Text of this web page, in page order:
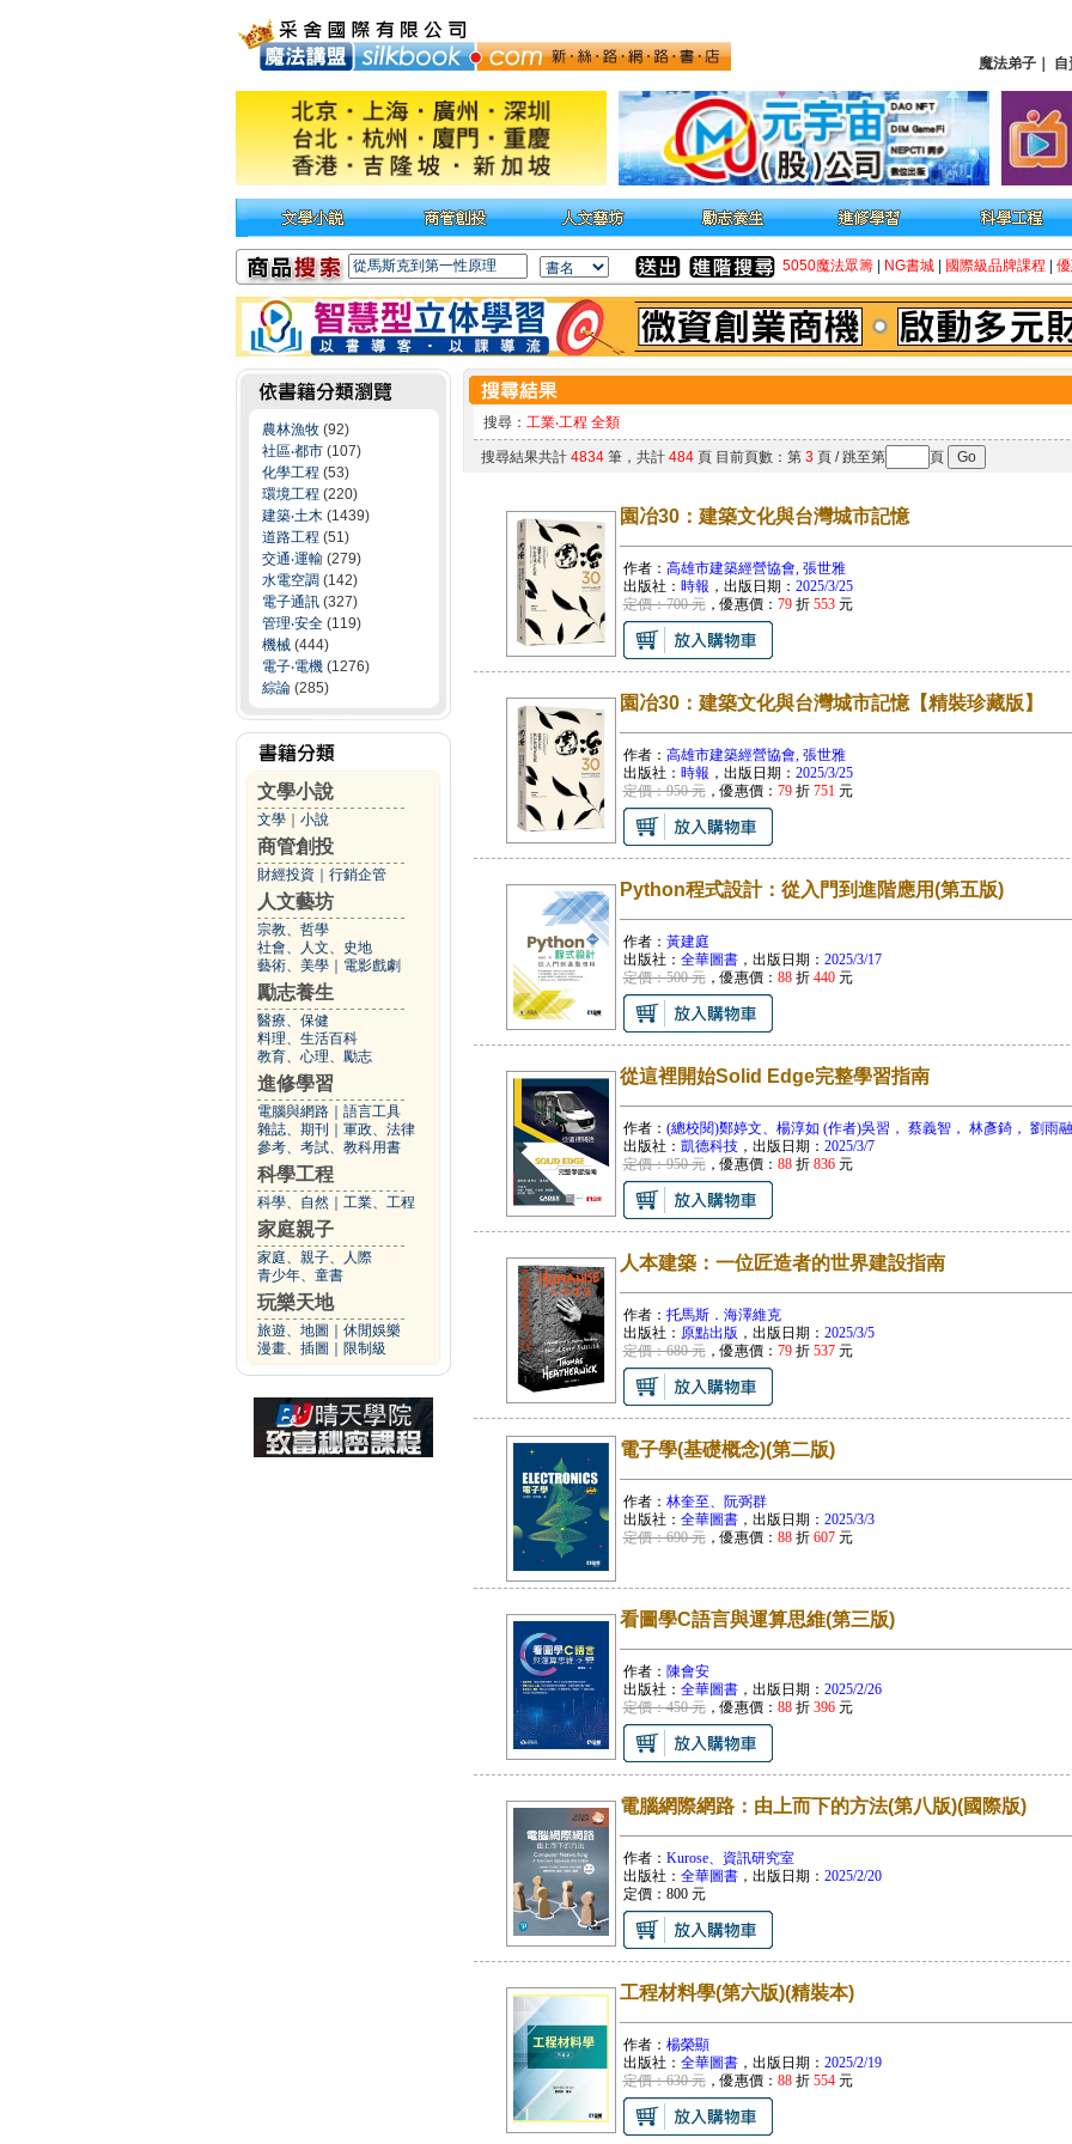
魔法弟子
自
5050魔法眾籌 NG書城 國際級品牌課程
農林漁牧 (92)
社區‧都市 (107)
化學工程 (53)
環境工程 (220)
建築‧土木 (1439)
道路工程 (51)
交通‧運輸 (279)
水電空調 (142)
電子通訊 (327)
管理‧安全 (119)
機械 (444)
電子‧電機 (1276)
綜論 (285)
文學小說
文學 小說
商管創投
財經投資 行銷企管
人文藝坊
宗教、哲學
社會、人文、史地
藝術、美學
電影戲劇
勵志養生
醫療、保健
料理、生活百科
教育、心理、勵志
進修學習
電腦與網路
語言工具
雜誌、期刊
軍政、法律
參考、考試、教科用書
科學工程
科學、自然 工業、工程
家庭親子
家庭、親子、人際
青少年、童書
玩樂天地
旅遊、地圖
休閒娛樂
漫畫、插圖
限制級
搜尋： 工業‧工程 全類
搜尋結果共計 4834筆，共計 484頁 目前頁數：第 3 頁 / 跳至第 頁
園冶30：建築文化與台灣城市記憶
作者： 高雄市建築經營協會, 張世雅
出版社： 時報 ，出版日期： 2025/3/25
定價：700 元，優惠價： 79折 553元
園冶30：建築文化與台灣城市記憶【精裝珍藏版】
作者： 高雄市建築經營協會, 張世雅
出版社： 時報 ，出版日期： 2025/3/25
定價：950 元，優惠價： 79折 751元
Python程式設計：從入門到進階應用(第五版)
作者： 黃建庭
出版社： 全華圖書，出版日期： 2025/3/17
定價：500 元，優惠價： 88折 440元
從這裡開始Solid Edge完整學習指南
作者： (總校閱)鄭婷文、楊淳如 (作者)吳習， 蔡義智， 林彥錡， 劉雨
出版社： 凱德科技，出版日期： 2025/3/7
定價：950 元，優惠價： 88折 836元
人本建築：一位匠造者的世界建設指南
作者： 托馬斯．海澤維克
出版社： 原點出版 ，出版日期： 2025/3/5
定價：680 元，優惠價： 79折 537元
電子學(基礎概念)(第二版)
作者： 林奎至、阮弼群
出版社： 全華圖書，出版日期： 2025/3/3
定價：690 元，優惠價： 88折 607元
看圖學C語言與運算思維(第三版)
作者： 陳會安
出版社： 全華圖書，出版日期： 2025/2/26
定價：450 元，優惠價： 88折 396元
電腦網際網路：由上而下的方法(第八版)(國際版)
作者： Kurose、資訊研究室
出版社： 全華圖書，出版日期： 2025/2/20
定價： 800元
工程材料學(第六版)(精裝本)
作者： 楊榮顯
出版社： 全華圖書，出版日期： 2025/2/19
定價：630 元，優惠價： 88折 554元